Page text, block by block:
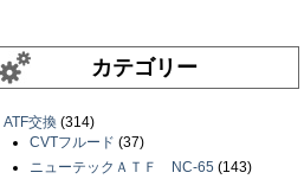
カテゴリー
ATF交換 (314)
CVTフルード (37)
ニューテックＡＴＦ NC-65 (143)